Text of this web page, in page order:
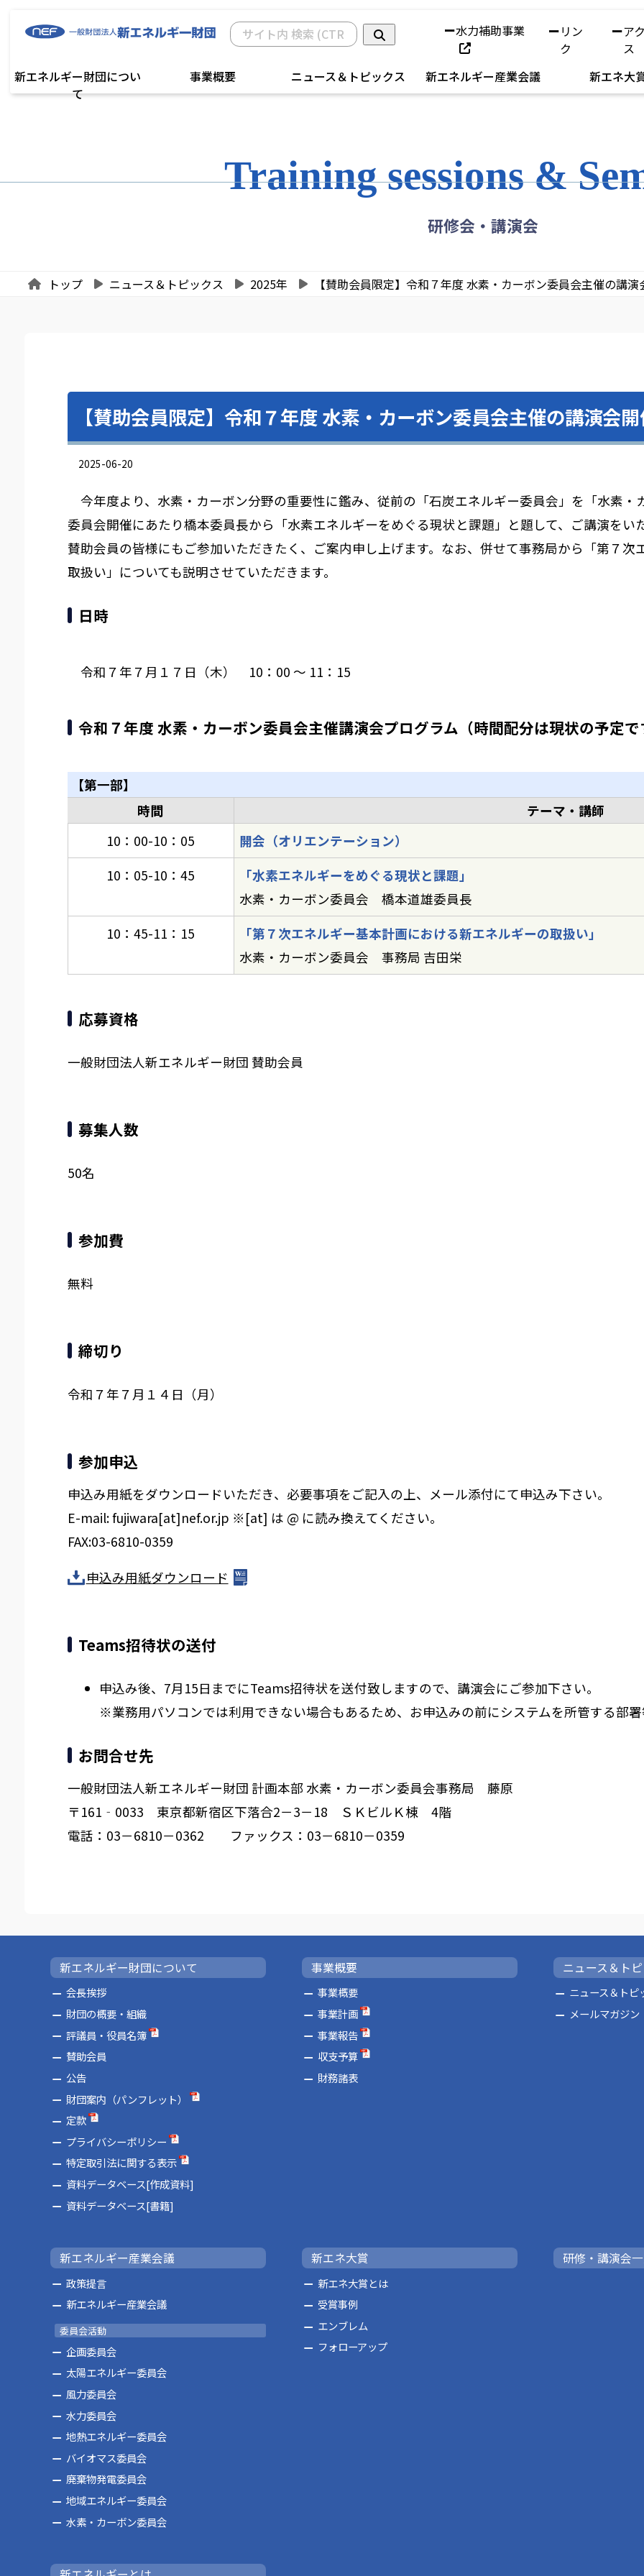
水力補助事業
リン
ク
ア
ス
新エネルギー財団につい
て
事業概要 ニュース＆トピックス 新エネルギー産業会議 新エネ大
Training sessions &
研修会・講演会
トップ ニュース＆トピックス 2025年 【賛助会員限定】令和７年度 水素・カーボン委員会主催の講
【賛助会員限定】令和７年度 水素・カーボン委員会主催の講演会
2025-06-20
今年度より、水素・カーボン分野の重要性に鑑み、従前の「石炭エネルギー委員会」を「水素
委員会開催にあたり橋本委員長から「水素エネルギーをめぐる現状と課題」と題して、ご講演をい
賛助会員の皆様にもご参加いただきたく、ご案内申し上げます。なお、併せて事務局から「第７
取扱い」についても説明させていただきます。
日時
令和７年７月１７日（木） 10：00 ～ 11：15
令和７年度 水素・カーボン委員会主催講演会プログラム（時間配分は現状の予定で
【第一部】
時間
テーマ・講師
10：00-10：05
開会（オリエンテーション）
10：05-10：45
「水素エネルギーをめぐる現状と課題」
水素・カーボン委員会 橋本道雄委員長
10：45-11：15
「第７次エネルギー基本計画における新エネルギーの取扱い」
水素・カーボン委員会 事務局 吉田栄
応募資格
一般財団法人新エネルギー財団 賛助会員
募集人数
50名
参加費
無料
締切り
令和７年７月１４日（月）
参加申込
申込み用紙をダウンロードいただき、必要事項をご記入の上、メール添付にて申込み下さい。
E-mail: fujiwara[at]nef.or.jp ※[at] は @ に読み換えてください。
FAX:03-6810-0359
申込み用紙ダウンロード
Teams招待状の送付
申込み後、7月15日までにTeams招待状を送付致しますので、講演会にご参加下さい。
※業務用パソコンでは利用できない場合もあるため、お申込みの前にシステムを所管する部
お問合せ先
一般財団法人新エネルギー財団 計画本部 水素・カーボン委員会事務局 藤原
〒161‐0033 東京都新宿区下落合2－3－18 ＳＫビルＫ棟 4階
電話：03－6810－0362 ファックス：03－6810－0359
新エネルギー財団について
会長挨拶
財団の概要・組織
評議員・役員名簿
賛助会員
公告
財団案内（パンフレット）
定款
プライバシーポリシー
特定取引法に関する表示
資料データベース[作成資料]
資料データベース[書籍]
事業概要
事業概要
事業計画
事業報告
収支予算
財務諸表
ニュース＆ト
ニュース＆トピ
メールマガジン
新エネルギー産業会議
政策提言
新エネルギー産業会議
委員会活動
企画委員会
太陽エネルギー委員会
風力委員会
水力委員会
地熱エネルギー委員会
バイオマス委員会
廃棄物発電委員会
地域エネルギー委員会
水素・カーボン委員会
新エネ大賞
新エネ大賞とは
受賞事例
エンブレム
フォローアップ
研修・講演会